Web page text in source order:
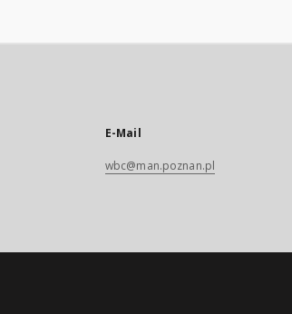
E-Mail
wbc@man.poznan.pl